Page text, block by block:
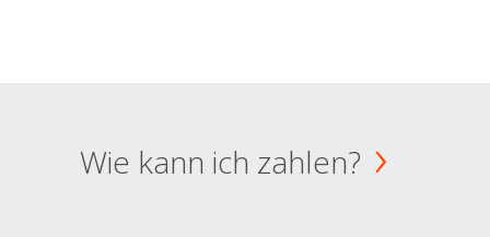
Wie kann ich zahlen?